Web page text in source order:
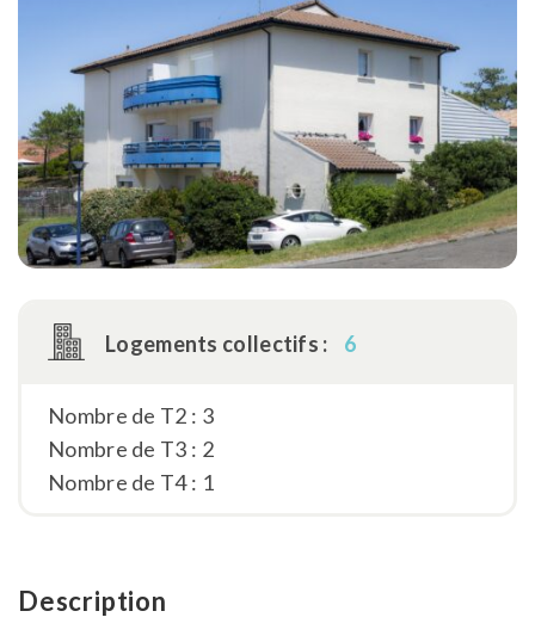
Logements collectifs : 6
Nombre de T2 : 3
Nombre de T3 : 2
Nombre de T4 : 1
Description